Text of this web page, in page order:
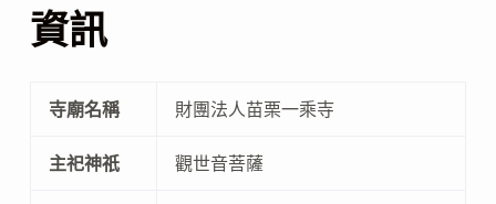
資訊
寺廟名稱 財團法人苗栗一乘寺
主祀神祇 觀世音菩薩